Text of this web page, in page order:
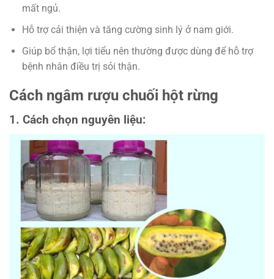
mất ngủ.
Hỗ trợ cải thiện và tăng cường sinh lý ở nam giới.
Giúp bổ thận, lợi tiểu nên thường được dùng để hỗ trợ
bệnh nhân điều trị sỏi thận.
Cách ngâm rượu chuối hột rừng
1. Cách chọn nguyên liệu: